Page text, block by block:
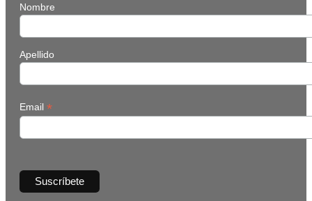
Nombre
Apellido
Email *